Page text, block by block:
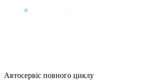
Автосервіс повного циклу